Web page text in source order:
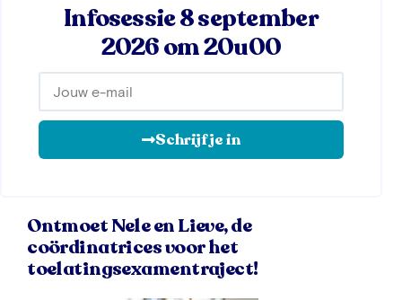
Infosessie 8 september
2026 om 20u00
Schrijf je in
Ontmoet Nele en Lieve, de
coördinatrices voor het
toelatingsexamentraject!